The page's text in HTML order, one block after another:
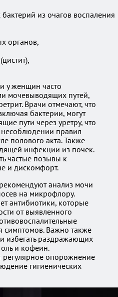
из очагов воспаления
органов,
у женщин часто
мочевыводящих путей,
Врачи отмечают, что
бактерии, могут
пути через уретру, что
правил
полового акта. Также
инфекции из почек.
частые позывы к
и дискомфорт.
анализ мочи
на микрофлору.
антибиотики, которые
от выявленного
симптомов. Важно также
избегать раздражающих
и кофеин.
опорожнение
гигиенических